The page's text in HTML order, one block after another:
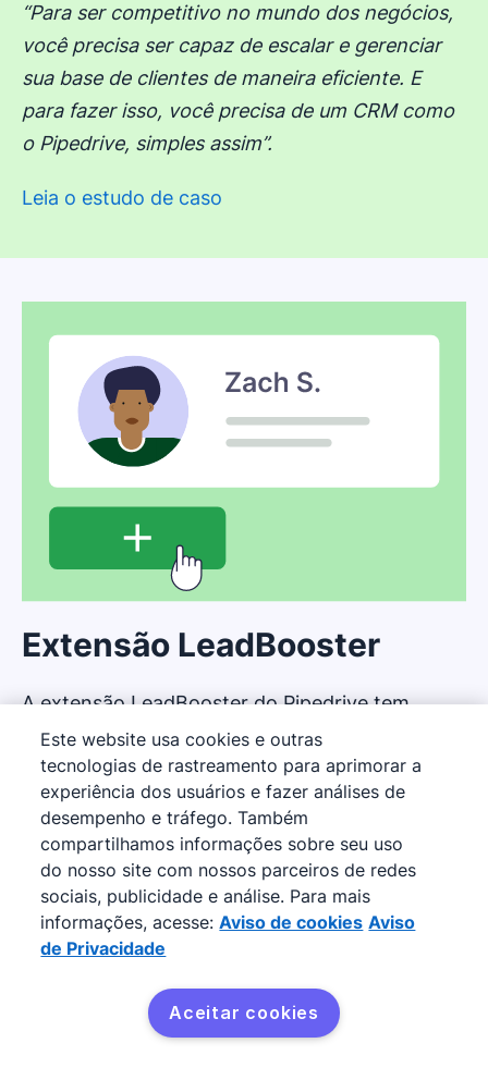
“Para ser competitivo no mundo dos negócios,
você precisa ser capaz de escalar e gerenciar
sua base de clientes de maneira eficiente. E
para fazer isso, você precisa de um CRM como
o Pipedrive, simples assim”.
Leia o estudo de caso
Extensão LeadBooster
A extensão LeadBooster do Pipedrive tem
quatro recursos poderosos que dão a você mais
controle sobre a geração de leads:
Prospector:Tenha acesso a um amplo
banco de dados, com mais de 400 milhões
de perfis e 10 milhões de empresas,
otimizado para seu perfil de cliente ideal.
com clientes e a qualificação de leads com
um Chatbot personalizável e
Este website usa cookies e outras
tecnologias de rastreamento para aprimorar a
experiência dos usuários e fazer análises de
desempenho e tráfego. Também
compartilhamos informações sobre seu uso
do nosso site com nossos parceiros de redes
sociais, publicidade e análise. Para mais
informações, acesse: Aviso de cookies Aviso
de Privacidade
Aceitar cookies